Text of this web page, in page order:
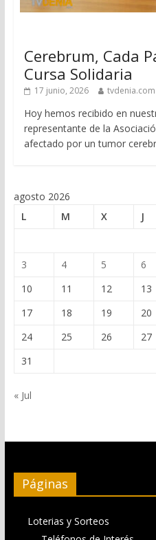
Cerebrum, Cada
Cursa Solidaria
17 junio, 2026 tvdenia.com
Hoy hemos recibido en
representante de la
afectado por un tumor
agosto 2026
L
M X J
3
4 5 6
10
11 12 13
17
18 19 20
24
25 26 27
31
« Jul
Páginas
Loterias y Sorteos